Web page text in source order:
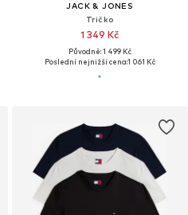
JACK & JONES
Tričko
1 349 Kč
Původně: 1 499 Kč
Poslední nejnižší cena:1 061 Kč